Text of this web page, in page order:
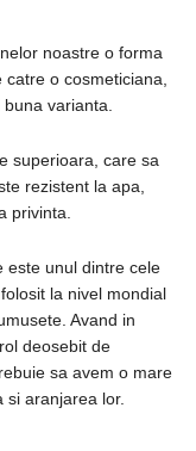
noastre o forma
o cosmeticiana,
varianta.
superioara, care sa
rezistent la apa,
privinta.
este unul dintre cele
la nivel mondial
Avand in
deosebit de
sa avem o mare
aranjarea lor.